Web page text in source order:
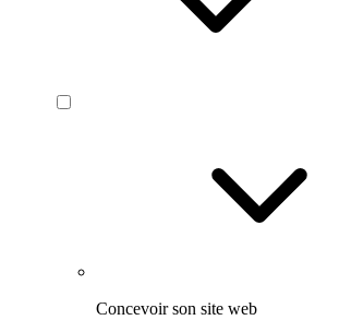
Concevoir son site web